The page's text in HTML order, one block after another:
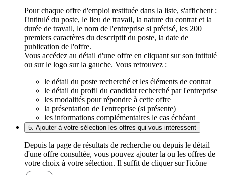
Pour chaque offre d'emploi restituée dans la liste, s'affichent :
l'intitulé du poste, le lieu de travail, la nature du contrat et la
durée de travail, le nom de l'entreprise si précisé, les 200
premiers caractères du descriptif du poste, la date de
publication de l'offre.
Vous accédez au détail d'une offre en cliquant sur son intitulé
ou sur le logo sur la gauche. Vous retrouvez :
le détail du poste recherché et les éléments de contrat
le détail du profil du candidat recherché par l'entreprise
les modalités pour répondre à cette offre
la présentation de l'entreprise (si présente)
les informations complémentaires le cas échéant
5. Ajouter à votre sélection les offres qui vous intéressent
Depuis la page de résultats de recherche ou depuis le détail
d'une offre consultée, vous pouvez ajouter la ou les offres de
votre choix à votre sélection. Il suffit de cliquer sur l'icône